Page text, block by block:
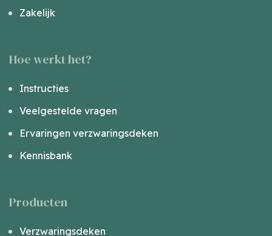
Zakelijk
Hoe werkt het?
Instructies
Veelgestelde vragen
Ervaringen verzwaringsdeken
Kennisbank
Producten
Verzwaringsdeken